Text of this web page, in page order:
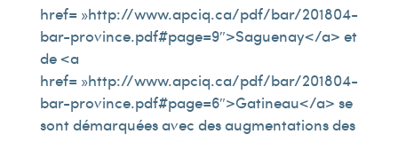
href= »http://www.apciq.ca/pdf/bar/201804-
bar-province.pdf#page=9″>Saguenay</a> et
de <a
href= »http://www.apciq.ca/pdf/bar/201804-
bar-province.pdf#page=6″>Gatineau</a> se
sont démarquées avec des augmentations des